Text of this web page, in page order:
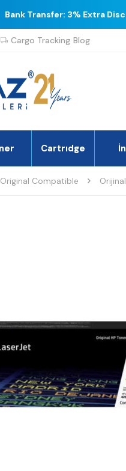
Bank Transfer: 3% Extra
Cargo Tracking Blog
Cartrıdge
Compatible